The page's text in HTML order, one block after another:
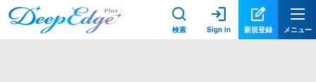
検索 Sign in 新規登録 メニュー